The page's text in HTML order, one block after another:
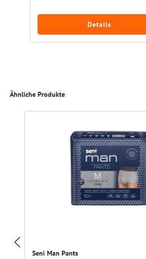
Details
Produktgalerie überspringen
Ähnliche Produkte
Seni Man Pants